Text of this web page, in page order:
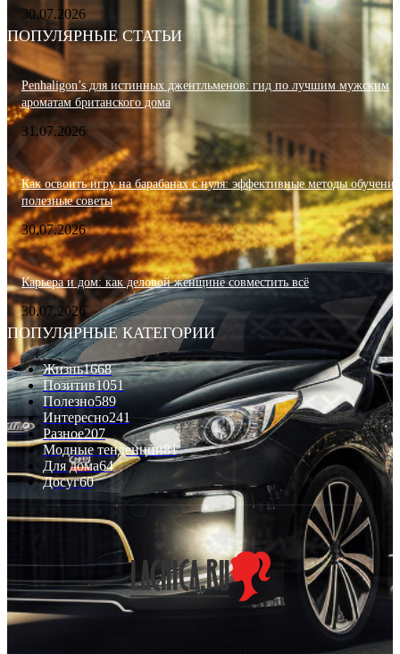
30.07.2026
ПОПУЛЯРНЫЕ СТАТЬИ
Penhaligon’s для истинных джентльменов: гид по лучшим мужским
ароматам британского дома
31.07.2026
Как освоить игру на барабанах с нуля: эффективные методы
полезные советы
30.07.2026
Карьера и дом: как деловой женщине совместить всё
30.07.2026
ПОПУЛЯРНЫЕ КАТЕГОРИИ
Жизнь1668
Позитив1051
Полезно589
Интересно241
Разное207
Модные тенденции81
Для дома64
Досуг60